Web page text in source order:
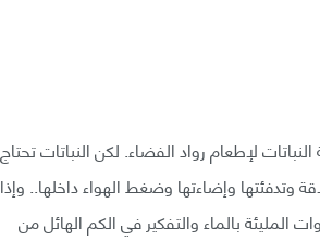
لإطعام رواد الفضاء. لكن النباتات تحتاج
وإضاءتها وضغط الهواء داخلها.. وإذا
بالماء والتفكير في الكم الهائل من